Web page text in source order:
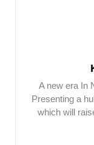
A new era In
Presenting a
which will